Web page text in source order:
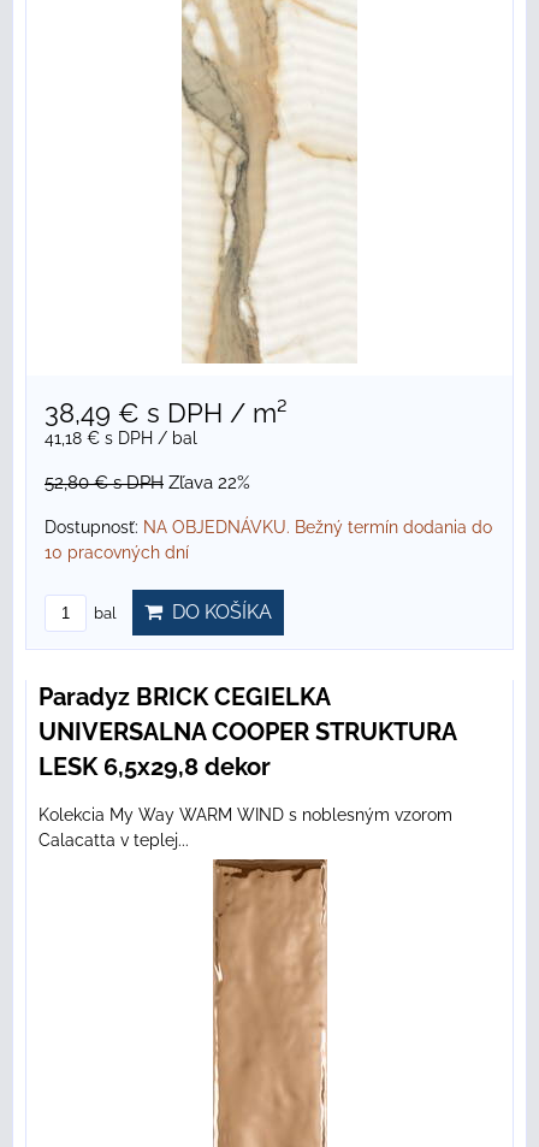
38,49 € s DPH / m²
41,18 € s DPH / bal
52,80 €s DPH Zľava 22%
Dostupnosť: NA OBJEDNÁVKU. Bežný termín dodania do
10 pracovných dní
bal DO KOŠÍKA
Paradyz BRICK CEGIELKA
UNIVERSALNA COOPER STRUKTURA
LESK 6,5x29,8 dekor
Kolekcia My Way WARM WIND s noblesným vzorom
Calacatta v teplej...